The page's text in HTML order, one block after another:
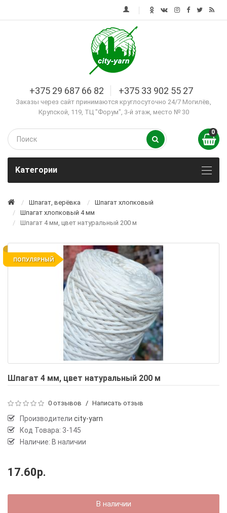
+375 29 687 66 82 +375 33 902 55 27
Заказы через сайт принимаются круглосуточно 24/7 Могилёв,
Крупской, 119, ТЦ "Форум", 3-й этаж, место № 30
0
Kатегории
Шпагат, верёвка
Шпагат хлопковый
Шпагат хлопковый 4 мм
Шпагат 4 мм, цвет натуральный 200 м
ПОПУЛЯРНЫЙ
Шпагат 4 мм, цвет натуральный 200 м
0 отзывов / Написать отзыв
Производители city-yarn
Код Товара: 3-145
Наличие: В наличии
17.60р.
В наличии